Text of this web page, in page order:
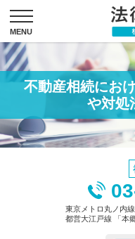
不動産相続にお
や対処
東京メトロ丸ノ内
都営大江戸線 「本